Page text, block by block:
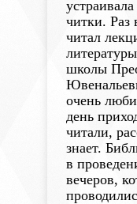
читки. Раз
читал
школы
очень
день
читали,
знает.
в
вечеров,